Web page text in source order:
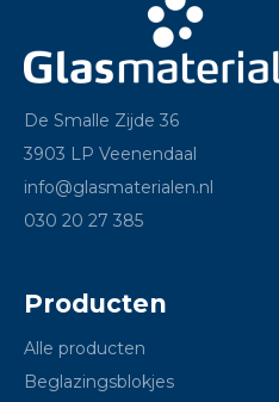
De Smalle Zijde 36
3903 LP Veenendaal
info@glasmaterialen.nl
030 20 27 385
Producten
Alle producten
Beglazingsblokjes